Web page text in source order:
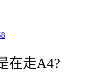
在走A4?